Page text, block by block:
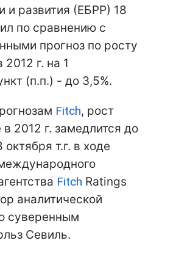
и развития (ЕБРР) 18
по сравнению с
прогноз по росту
г. на 1
(п.п.) - до 3,5%.
Fitch, рост
2012 г. замедлится до
т.г. в ходе
Fitch Ratings
аналитической
суверенным
Севиль.